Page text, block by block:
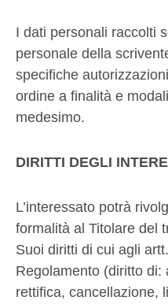
I dati personali raccolti
personale della
specifiche
ordine a finalità e
medesimo.
DIRITTI DEGLI
L’interessato potrà
formalità al Titolare del
Suoi diritti di cui agli
Regolamento (diritto di:
rettifica, cancellazione,